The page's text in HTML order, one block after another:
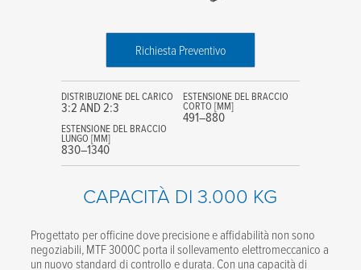
Richiesta Preventivo
DISTRIBUZIONE DEL CARICO
3:2 AND 2:3
ESTENSIONE DEL BRACCIO
CORTO [MM]
491–880
ESTENSIONE DEL BRACCIO
LUNGO [MM]
830–1340
CAPACITÀ DI 3.000 KG
Progettato per officine dove precisione e affidabilità non sono
negoziabili, MTF 3000C porta il sollevamento elettromeccanico a
un nuovo standard di controllo e durata. Con una capacità di